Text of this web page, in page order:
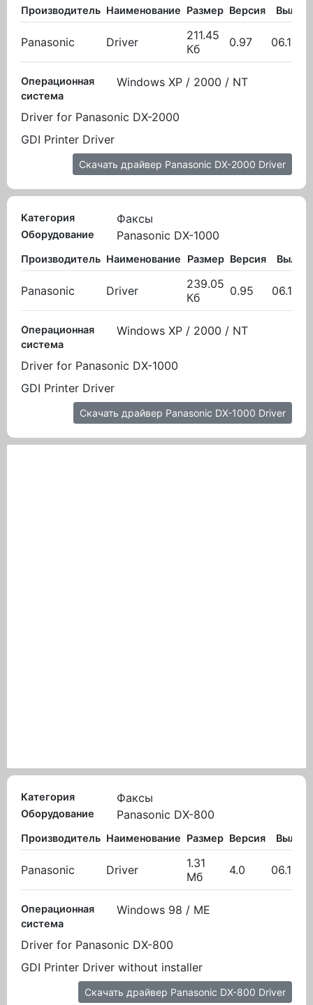
Производитель Наименование Размер Версия
Panasonic Driver
211.45
Кб
0.97
Операционная
система
Windows XP / 2000 / NT
Driver for Panasonic DX-2000
GDI Printer Driver
Скачать драйвер Panasonic DX-2000 Driver
Категория Факсы
Оборудование Panasonic DX-1000
Производитель Наименование Размер Версия
Panasonic Driver
239.05
Кб
0.95
Операционная
система
Windows XP / 2000 / NT
Driver for Panasonic DX-1000
GDI Printer Driver
Скачать драйвер Panasonic DX-1000 Driver
Категория Факсы
Оборудование Panasonic DX-800
Производитель Наименование Размер Версия
Panasonic Driver
1.31
Мб
4.0
Операционная
система
Windows 98 / ME
Driver for Panasonic DX-800
GDI Printer Driver without installer
Скачать драйвер Panasonic DX-800 Driver